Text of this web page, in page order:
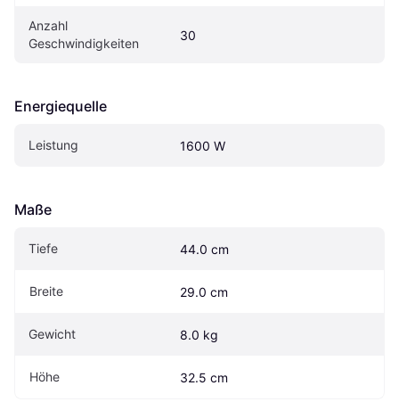
Anzahl
Geschwindigkeiten
30
Energiequelle
Leistung 1600 W
Maße
Tiefe 44.0 cm
Breite 29.0 cm
Gewicht 8.0 kg
Höhe 32.5 cm